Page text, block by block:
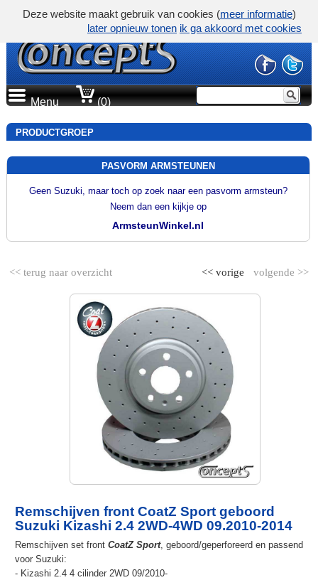
Menu (0)
PRODUCTGROEP
PASVORM ARMSTEUNEN
Geen Suzuki, maar toch op zoek naar een pasvorm armsteun?
Neem dan een kijkje op
ArmsteunWinkel.nl
<< terug naar overzicht volgende >>
<< vorige
Remschijven front CoatZ Sport geboord
Suzuki Kizashi 2.4 2WD-4WD 09.2010-2014
Remschijven set front CoatZ Sport, geboord/geperforeerd en passend
voor Suzuki:
- Kizashi 2.4 4 cilinder 2WD 09/2010-
Deze website maakt gebruik van cookies (meer informatie)
later opnieuw tonen ik ga akkoord met cookies